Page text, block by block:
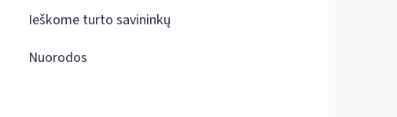
Ieškome turto savininkų
Nuorodos